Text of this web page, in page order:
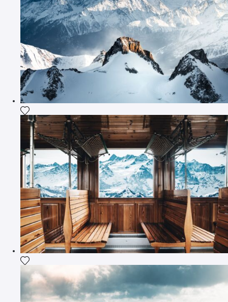
Ajouter la photographie à ma wishlist
Ajouter la photographie à ma wishlist